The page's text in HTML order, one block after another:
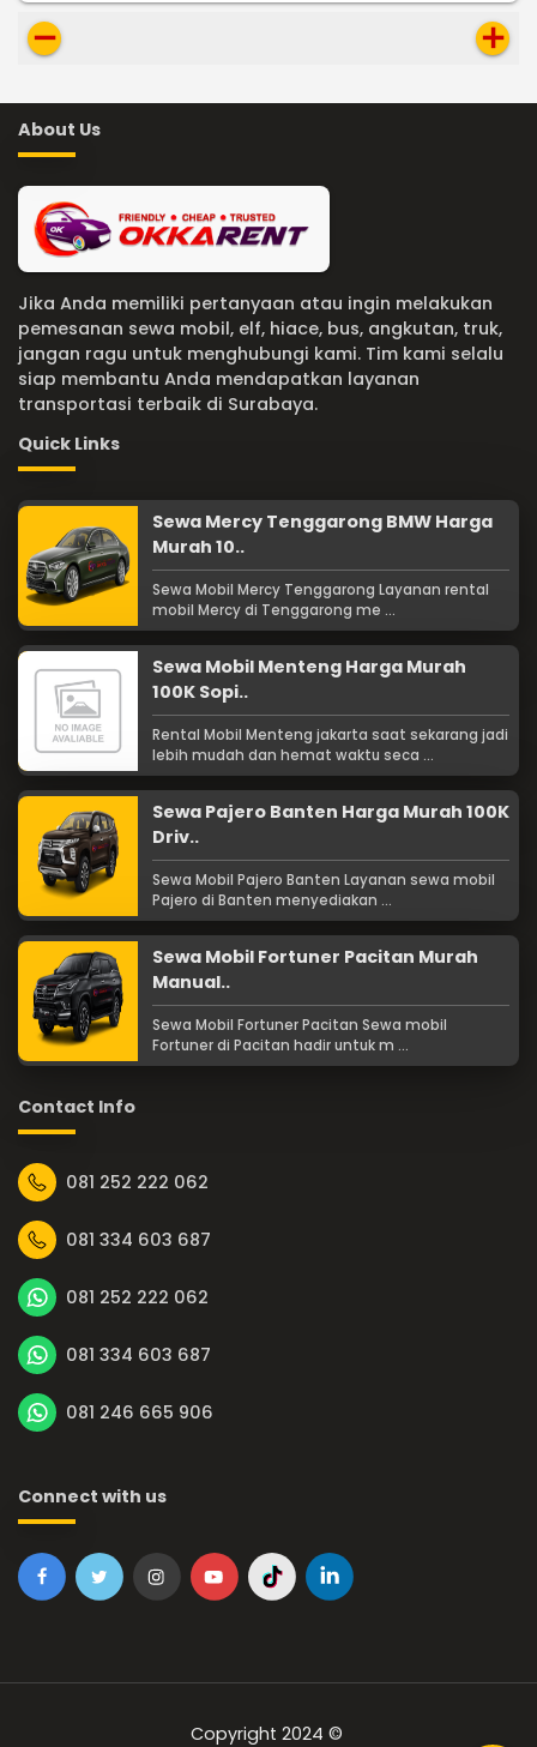
remove add
About Us
Jika Anda memiliki pertanyaan atau ingin melakukan
pemesanan sewa mobil, elf, hiace, bus, angkutan, truk,
jangan ragu untuk menghubungi kami. Tim kami selalu
siap membantu Anda mendapatkan layanan
transportasi terbaik di Surabaya.
Quick Links
Sewa Mercy Tenggarong BMW Harga
Murah 10..
Sewa Mobil Mercy Tenggarong Layanan rental
mobil Mercy di Tenggarong me ...
Sewa Mobil Menteng Harga Murah
100K Sopi..
Rental Mobil Menteng jakarta saat sekarang jadi
lebih mudah dan hemat waktu seca ...
Sewa Pajero Banten Harga Murah 100K
Driv..
Sewa Mobil Pajero Banten Layanan sewa mobil
Pajero di Banten menyediakan ...
Sewa Mobil Fortuner Pacitan Murah
Manual..
Sewa Mobil Fortuner Pacitan Sewa mobil
Fortuner di Pacitan hadir untuk m ...
Contact Info
081 252 222 062
081 334 603 687
081 252 222 062
081 334 603 687
081 246 665 906
Connect with us
Copyright 2024 ©